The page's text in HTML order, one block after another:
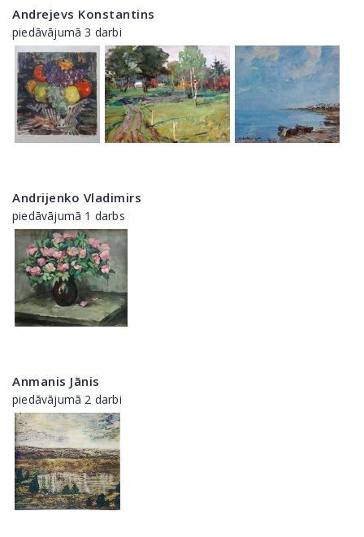
Andrejevs Konstantins
piedāvājumā 3 darbi
Andrijenko Vladimirs
piedāvājumā 1 darbs
Anmanis Jānis
piedāvājumā 2 darbi